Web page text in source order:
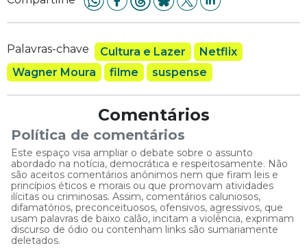
Palavras-chave Cultura e Lazer
Netflix
Wagner Moura
filme suspense
Comentários
Política de comentários
Este espaço visa ampliar o debate sobre o assunto
abordado na notícia, democrática e respeitosamente. Não
são aceitos comentários anônimos nem que firam leis e
princípios éticos e morais ou que promovam atividades
ilícitas ou criminosas. Assim, comentários caluniosos,
difamatórios, preconceituosos, ofensivos, agressivos, que
usam palavras de baixo calão, incitam a violência, exprimam
discurso de ódio ou contenham links são sumariamente
deletados.